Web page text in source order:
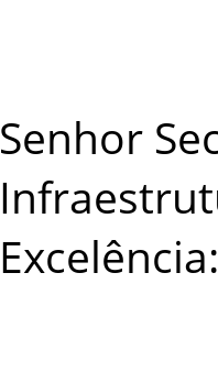
Senhor
Excelência: